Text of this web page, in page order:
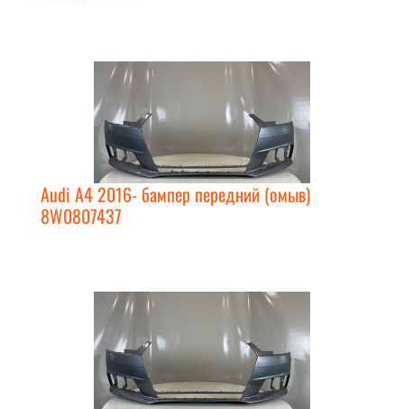
Audi A4 2016- бампер передний (омыв)
8W0807437